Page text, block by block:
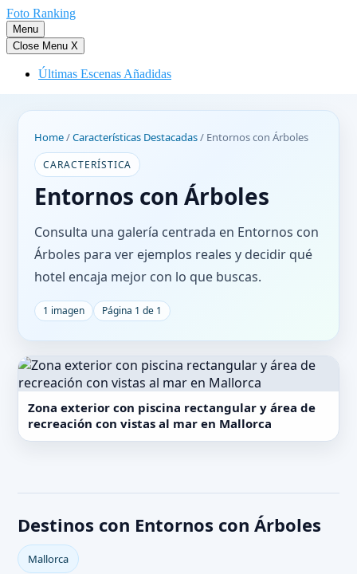
Saltar
al
contenido
Foto Ranking
Menu
Close Menu X
Últimas Escenas Añadidas
Home/Características Destacadas/ Entornos con Árboles
CARACTERÍSTICA
Entornos con Árboles
Consulta una galería centrada en Entornos con
Árboles para ver ejemplos reales y decidir qué
hotel encaja mejor con lo que buscas.
1 imagen Página 1 de 1
Zona exterior con piscina rectangular y área de
recreación con vistas al mar en Mallorca
Destinos con Entornos con Árboles
Mallorca